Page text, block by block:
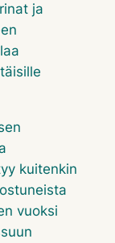
ja
kuitenkin
vuoksi